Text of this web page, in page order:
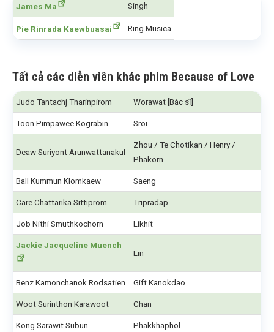
James Ma Singh
Pie Rinrada Kaewbuasai Ring Musica
Tất cả các diễn viên khác phim Because of Love
Judo Tantachj Tharinpirom Worawat [Bác sĩ]
Toon Pimpawee Kograbin Sroi
Deaw Suriyont Arunwattanakul
Zhou / Te Chotikan / Henry /
Phakorn
Ball Kummun Klomkaew Saeng
Care Chattarika Sittiprom Tripradap
Job Nithi Smuthkochorn Likhit
Jackie Jacqueline Muench
Lin
Benz Kamonchanok Rodsatien Gift Kanokdao
Woot Surinthon Karawoot Chan
Kong Sarawit Subun Phakkhaphol